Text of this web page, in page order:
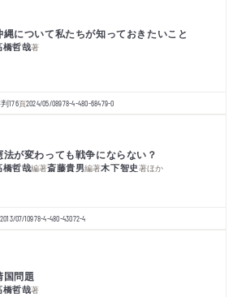
縄について私たちが知っておきたいこと
橋哲哉著
176頁2024/05/08978-4-480-68479-0
法が変わっても戦争にならない？
橋哲哉編著斎藤貴男編著木下智史著ほか
2013/07/10978-4-480-43072-4
国問題
橋哲哉著